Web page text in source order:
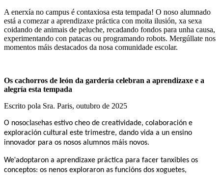
A enerxía no campus é contaxiosa esta tempada! O noso alumnado
está a comezar a aprendizaxe práctica con moita ilusión, xa sexa
coidando de animais de peluche, recadando fondos para unha causa,
experimentando con patacas ou programando robots. Mergúllate nos
momentos máis destacados da nosa comunidade escolar.
Os cachorros de león da gardería celebran a aprendizaxe e a
alegría esta tempada
Escrito pola Sra. Paris, outubro de 2025
O nosoclasehas estivo cheo de creatividade, colaboración e
exploración cultural este trimestre, dando vida a un ensino
innovador para os nosos alumnos máis novos.
We'adoptaron a aprendizaxe práctica para facer tanxibles os
conceptos: os nenos exploraron as funcións dos xoguetes,